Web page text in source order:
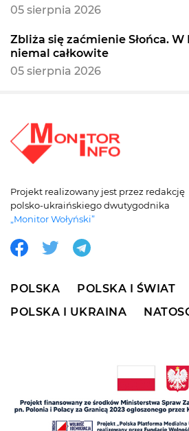
05 sierpnia 2026
Zbliża się zaćmienie Słońca.
niemal całkowite
05 sierpnia 2026
Projekt realizowany jest przez redakcję
polsko-ukraińskiego dwutygodnika
„Monitor Wołyński”
POLSKA POLSKA I ŚWIAT
POLSKA I UKRAINA